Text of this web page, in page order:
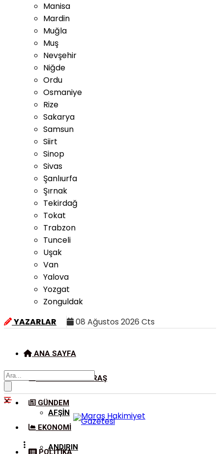
Manisa
Mardin
Muğla
Muş
Nevşehir
Niğde
Ordu
Osmaniye
Rize
Sakarya
Samsun
Siirt
Sinop
Sivas
Şanlıurfa
Şırnak
Tekirdağ
Tokat
Trabzon
Tunceli
Uşak
Van
Yalova
Yozgat
Zonguldak
YAZARLAR
08 Ağustos 2026 Cts
ANA SAYFA
KAHRAMANMARAŞ
AFŞIN
ANDIRIN
GÜNDEM
EKONOMI
POLITIKA